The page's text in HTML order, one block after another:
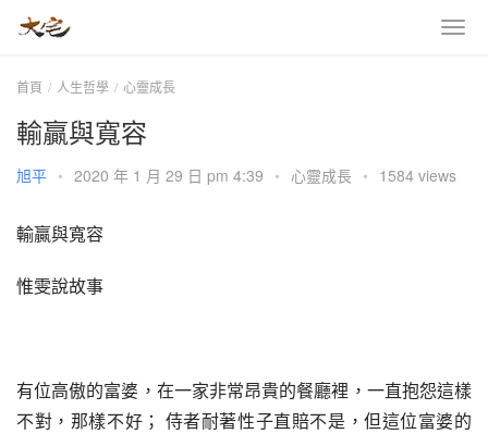
首頁 人生哲學 心靈成長
輸贏與寬容
旭平 • 2020 年 1 月 29 日 pm 4:39 • 心靈成長 • 1584 views
輸贏與寬容
惟雯說故事
有位高傲的富婆，在一家非常昂貴的餐廳裡，一直抱怨這樣
不對，那樣不好； 侍者耐著性子直賠不是，但這位富婆的